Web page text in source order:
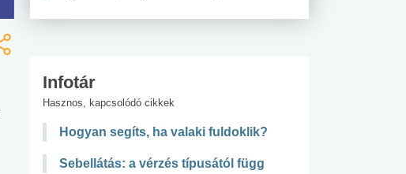
Infotár
Hasznos, kapcsolódó cikkek
Hogyan segíts, ha valaki fuldoklik?
Sebellátás: a vérzés típusától függ